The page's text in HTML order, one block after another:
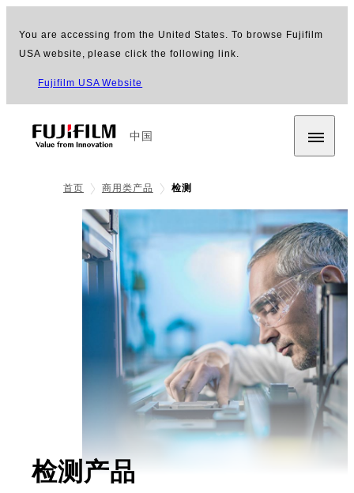
You are accessing from the United States. To browse Fujifilm
USA website, please click the following link.
Fujifilm USA Website
中国
首页 商用类产品 检测
检测产品